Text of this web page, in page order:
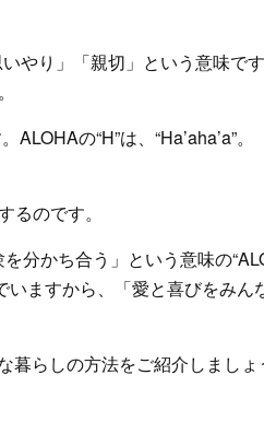
やり」「親切」という意味です
の“H”は、“Ha’aha’a”。
るのです。
分かち合う」という意味の
いますから、「愛と喜びをみん
らしの方法をご紹介しましょ